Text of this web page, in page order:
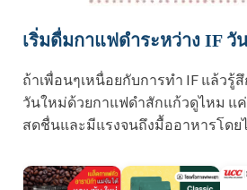
เริ่มดื่มกาแฟดำระหว่าง IF วั
ถ้าเพื่อนๆเหนื่อยกับการทำ IF แล้วรู้
วันใหม่ด้วยกาแฟดำสักแก้วดูไหม
สดชื่นและมีแรงจนถึงมื้ออาหารโด